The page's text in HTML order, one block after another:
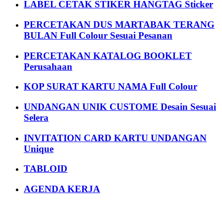
LABEL CETAK STIKER HANGTAG Sticker
PERCETAKAN DUS MARTABAK TERANG
BULAN Full Colour Sesuai Pesanan
PERCETAKAN KATALOG BOOKLET
Perusahaan
KOP SURAT KARTU NAMA Full Colour
UNDANGAN UNIK CUSTOME Desain Sesuai
Selera
INVITATION CARD KARTU UNDANGAN
Unique
TABLOID
AGENDA KERJA